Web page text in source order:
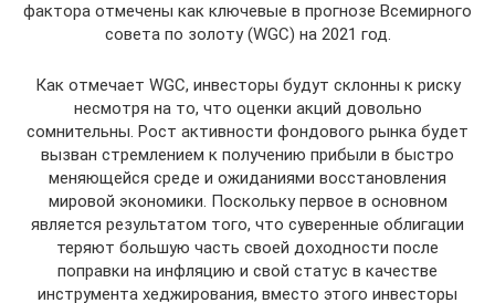
фактора отмечены как ключевые в прогнозе Всемирного
совета по золоту (WGC) на 2021 год.
Как отмечает WGC, инвесторы будут склонны к риску
несмотря на то, что оценки акций довольно
сомнительны. Рост активности фондового рынка будет
вызван стремлением к получению прибыли в быстро
меняющейся среде и ожиданиями восстановления
мировой экономики. Поскольку первое в основном
является результатом того, что суверенные облигации
теряют большую часть своей доходности после
поправки на инфляцию и свой статус в качестве
инструмента хеджирования, вместо этого инвесторы